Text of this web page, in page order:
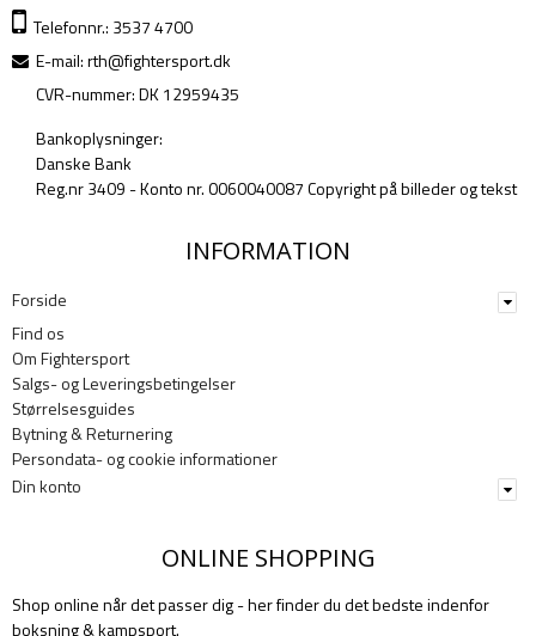
Telefonnr.: 3537 4700
E-mail:rth@fightersport.dk
CVR-nummer: DK 12959435
Bankoplysninger:
Danske Bank
Reg.nr 3409 - Konto nr. 0060040087 Copyright på billeder og tekst
INFORMATION
Forside
Find os
Om Fightersport
Salgs- og Leveringsbetingelser
Størrelsesguides
Bytning & Returnering
Persondata- og cookie informationer
Din konto
ONLINE SHOPPING
Shop online når det passer dig - her finder du det bedste indenfor
boksning & kampsport.